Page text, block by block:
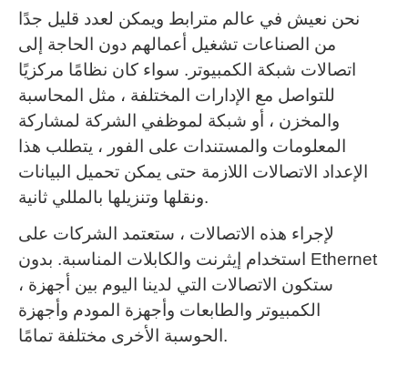
نحن نعيش في عالم مترابط ويمكن لعدد قليل جدًا
من الصناعات تشغيل أعمالهم دون الحاجة إلى
اتصالات شبكة الكمبيوتر. سواء كان نظامًا مركزيًا
للتواصل مع الإدارات المختلفة ، مثل المحاسبة
والمخزن ، أو شبكة لموظفي الشركة لمشاركة
المعلومات والمستندات على الفور ، يتطلب هذا
الإعداد الاتصالات اللازمة حتى يمكن تحميل البيانات
ونقلها وتنزيلها بالمللي ثانية.
لإجراء هذه الاتصالات ، ستعتمد الشركات على
استخدام إيثرنت والكابلات المناسبة. بدون Ethernet
، ستكون الاتصالات التي لدينا اليوم بين أجهزة
الكمبيوتر والطابعات وأجهزة المودم وأجهزة
الحوسبة الأخرى مختلفة تمامًا.